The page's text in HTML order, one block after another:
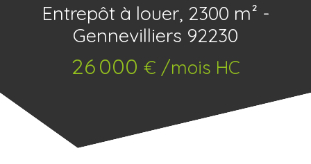
Entrepôt à louer, 2300 m² -
Gennevilliers 92230
26 000 € /mois HC